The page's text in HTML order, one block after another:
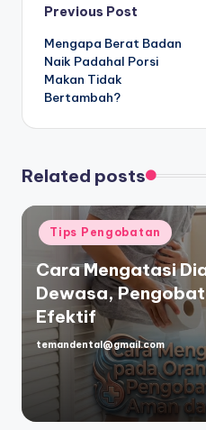
Post
navigation
Previous Post
Mengapa Berat Badan
Naik Padahal Porsi
Makan Tidak
Bertambah?
Related posts
Posted
in
Tips Pengobatan
Cara Mengatasi
Dewasa,
Efektif
Posted
temandental@gmail.com